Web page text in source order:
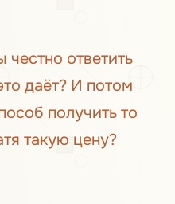
ответить
даёт? И потом
получить то
такую цену?